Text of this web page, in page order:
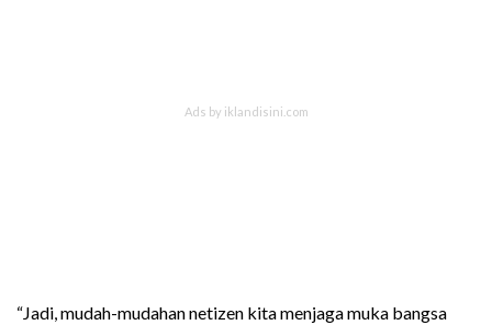
“Jadi, mudah-mudahan netizen kita menjaga muka bangsa